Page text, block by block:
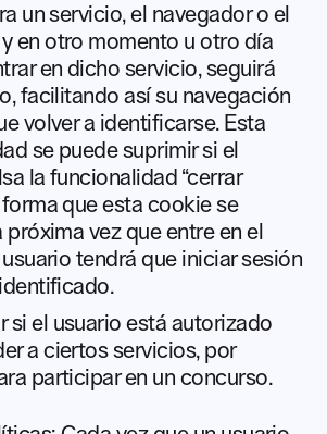
un servicio, el navegador o el
en otro momento u otro día
en dicho servicio, seguirá
facilitando así su navegación
volver a identificarse. Esta
se puede suprimir si el
la funcionalidad “cerrar
forma que esta cookie se
próxima vez que entre en el
tendrá que iniciar sesión
si el usuario está autorizado
a ciertos servicios, por
participar en un concurso.